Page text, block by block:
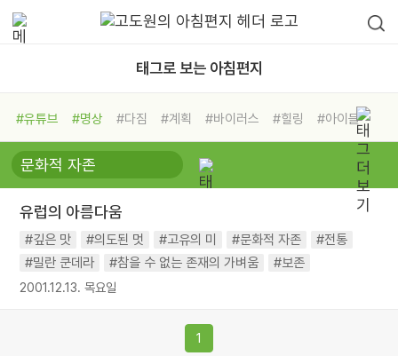
태그로 보는 아침편지
#유튜브 #명상 #다짐 #계획 #바이러스 #힐링
#아이들
#비전캠프
#독서캠프 #삶
#희망
#나눔 #친구 #링컨학교
#독서
#건강 #면역력
유럽의 아름다움
#깊은 맛 #의도된 멋 #고유의 미 #문화적 자존
#전통
#밀란 쿤데라
#참을 수 없는 존재의 가벼움 #보존
2001.12.13. 목요일
1